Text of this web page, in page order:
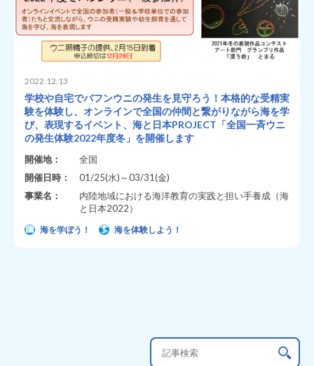
2022.12.13
学校や自宅でバフンウニの発生を見守ろう！本格的な受精実
験を体験し、オンラインで全国の仲間と繋がりながら海を学
び、表現するイベント、海と日本PROJECT「全国一斉ウニ
の発生体験2022年度冬」を開催します
開催地：
全国
開催日時：
01/25(水)～03/31(金)
事業名：
内陸地域における海洋教育の実践と担い手養成（海
と日本2022）
海を学ぼう！ 海を体験しよう！